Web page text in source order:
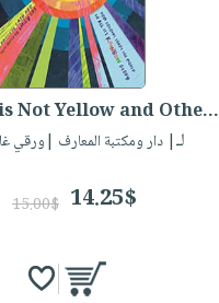
Not Yellow and Othe...
| دار ومكتبة المعارف |ورقي
14.25$
15.00$